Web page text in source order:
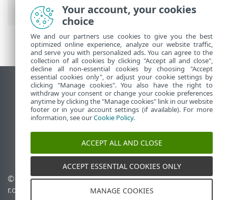
On-Prem
>Удалить
Использовать сайт для ПК
End of Life
База знаний ESET
ESET Status Portal
Региональная поддержка
© 1992 - 2026 ESET, spol. s
r.o. - Все права защищены.
Управлять файлами
Your account, your cookies
choice
We and our partners use cookies to give you the best
optimized online experience, analyze our website traffic,
and serve you with personalized ads. You can agree to the
collection of all cookies by clicking "Accept all and close",
decline all non-essential cookies by choosing "Accept
essential cookies only", or adjust your cookie settings by
clicking "Manage cookies". You also have the right to
withdraw your consent or change your cookie preferences
anytime by clicking the "Manage cookies" link in our website
footer or in your account settings (if available). For more
information, see ourCookie Policy.
ACCEPT ALL AND CLOSE
ACCEPT ESSENTIAL COOKIES ONLY
MANAGE COOKIES